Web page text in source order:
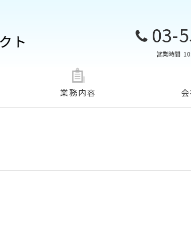
03-
営業時間
業務内容